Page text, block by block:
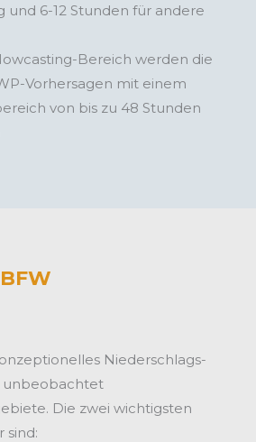
und 6-12 Stunden für andere
Bereich werden die
Vorhersagen mit einem
von bis zu 48 Stunden
Niederschlags-
unbeobachtet
Die zwei wichtigsten
sind: